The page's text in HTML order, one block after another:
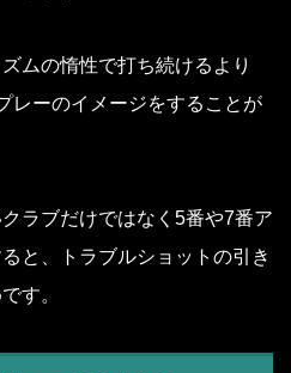
ムの惰性で打ち続けるより
レーのイメージをすることが
ラブだけではなく5番や7番ア
と、トラブルショットの引き
す。